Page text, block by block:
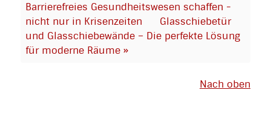
Barrierefreies Gesundheitswesen schaffen -
nicht nur in Krisenzeiten
Glasschiebetür
und Glasschiebewände – Die perfekte Lösung
für moderne Räume »
Nach oben